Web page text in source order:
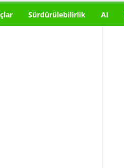
Sürdürülebilirlik AI